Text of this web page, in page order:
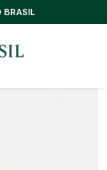
BRASIL